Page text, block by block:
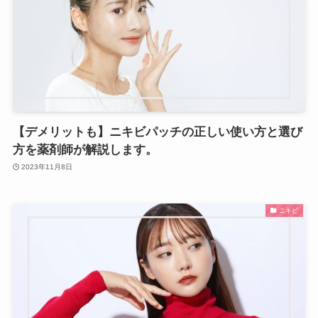
【デメリットも】ニキビパッチの正しい使い方と選び
方を薬剤師が解説します。
2023年11月8日
ニキビ